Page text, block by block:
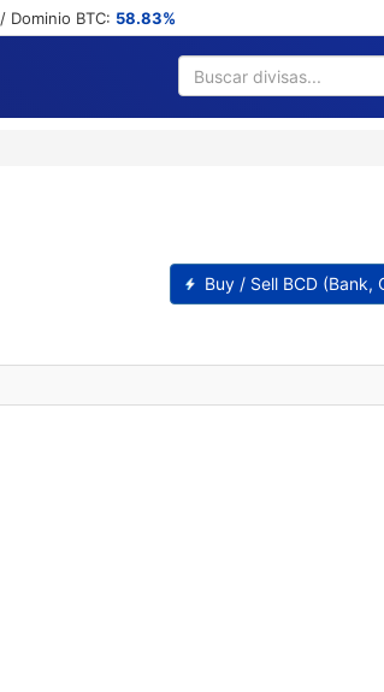
/ Dominio BTC: 58.83%
Buy / Sell BCD (Bank,